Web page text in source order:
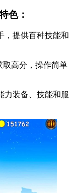
色：
，提供百种技能和
高分，操作简单
力装备、技能和服